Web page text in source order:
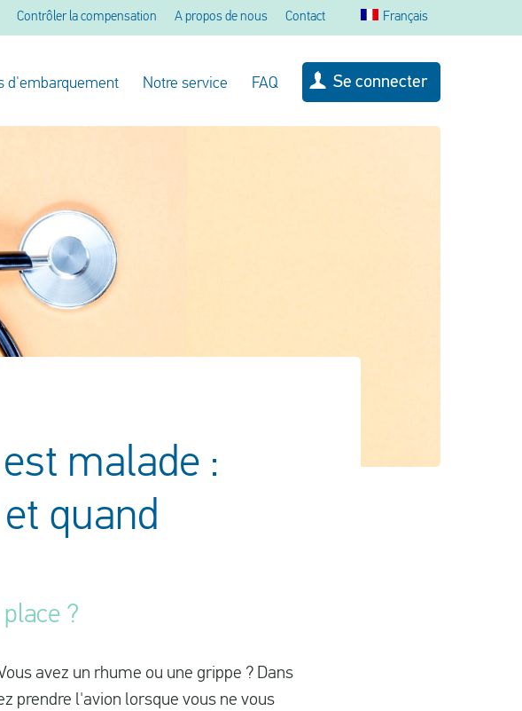
Contrôler la compensation A propos de nous Contact Français
d'embarquement Notre service FAQ Se connecter
malade :
quand
?
avez un rhume ou une grippe ? Dans
prendre l'avion lorsque vous ne vous